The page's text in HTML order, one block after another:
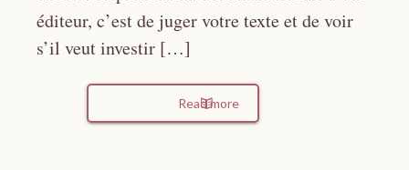
éditeur, c’est de juger votre texte et de voir
s’il veut investir […]
Read more